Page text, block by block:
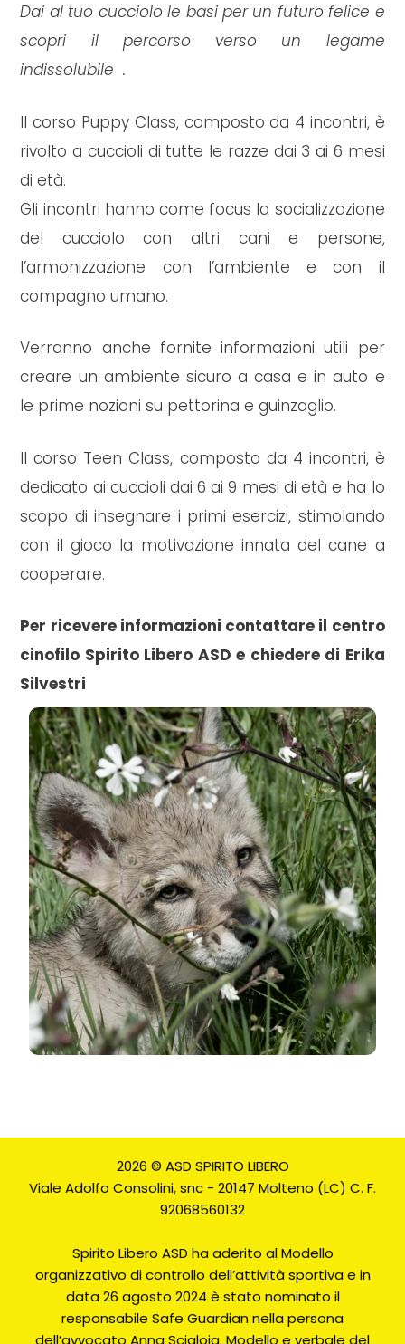
Dai al tuo cucciolo le basi per un futuro felice e
scopri il percorso verso un legame
indissolubile .
Il corso Puppy Class, composto da 4 incontri, è
rivolto a cuccioli di tutte le razze dai 3 ai 6 mesi
di età.
Gli incontri hanno come focus la socializzazione
del cucciolo con altri cani e persone,
l’armonizzazione con l’ambiente e con il
compagno umano.
Verranno anche fornite informazioni utili per
creare un ambiente sicuro a casa e in auto e
le prime nozioni su pettorina e guinzaglio.
Il corso Teen Class, composto da 4 incontri, è
dedicato ai cuccioli dai 6 ai 9 mesi di età e ha lo
scopo di insegnare i primi esercizi, stimolando
con il gioco la motivazione innata del cane a
cooperare.
Per ricevere informazioni contattare il centro
cinofilo Spirito Libero ASD e chiedere di Erika
Silvestri
2026 © ASD SPIRITO LIBERO
Viale Adolfo Consolini, snc - 20147 Molteno (LC) C. F.
92068560132
Spirito Libero ASD ha aderito al Modello
organizzativo di controllo dell’attività sportiva e in
data 26 agosto 2024 è stato nominato il
responsabile Safe Guardian nella persona
dell’avvocato Anna Scialoja. Modello e verbale del